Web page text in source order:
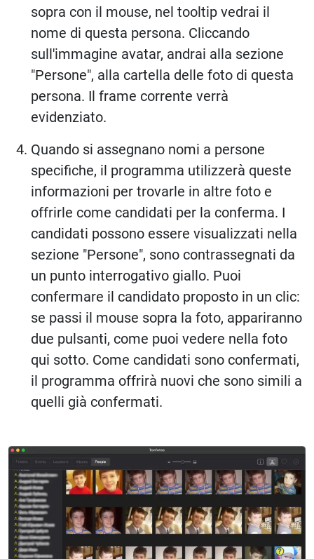
sopra con il mouse, nel tooltip vedrai il
nome di questa persona. Cliccando
sull'immagine avatar, andrai alla sezione
"Persone", alla cartella delle foto di questa
persona. Il frame corrente verrà
evidenziato.
Quando si assegnano nomi a persone
specifiche, il programma utilizzerà queste
informazioni per trovarle in altre foto e
offrirle come candidati per la conferma. I
candidati possono essere visualizzati nella
sezione "Persone", sono contrassegnati da
un punto interrogativo giallo. Puoi
confermare il candidato proposto in un clic:
se passi il mouse sopra la foto, appariranno
due pulsanti, come puoi vedere nella foto
qui sotto. Come candidati sono confermati,
il programma offrirà nuovi che sono simili a
quelli già confermati.